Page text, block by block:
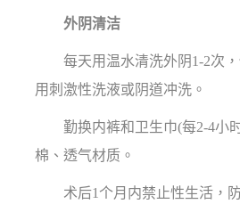
外阴清洁
每天用温水清洗外阴1-2次，
用刺激性洗液或阴道冲洗。
勤换内裤和卫生巾(每2-4小
棉、透气材质。
术后1个月内禁止性生活，防